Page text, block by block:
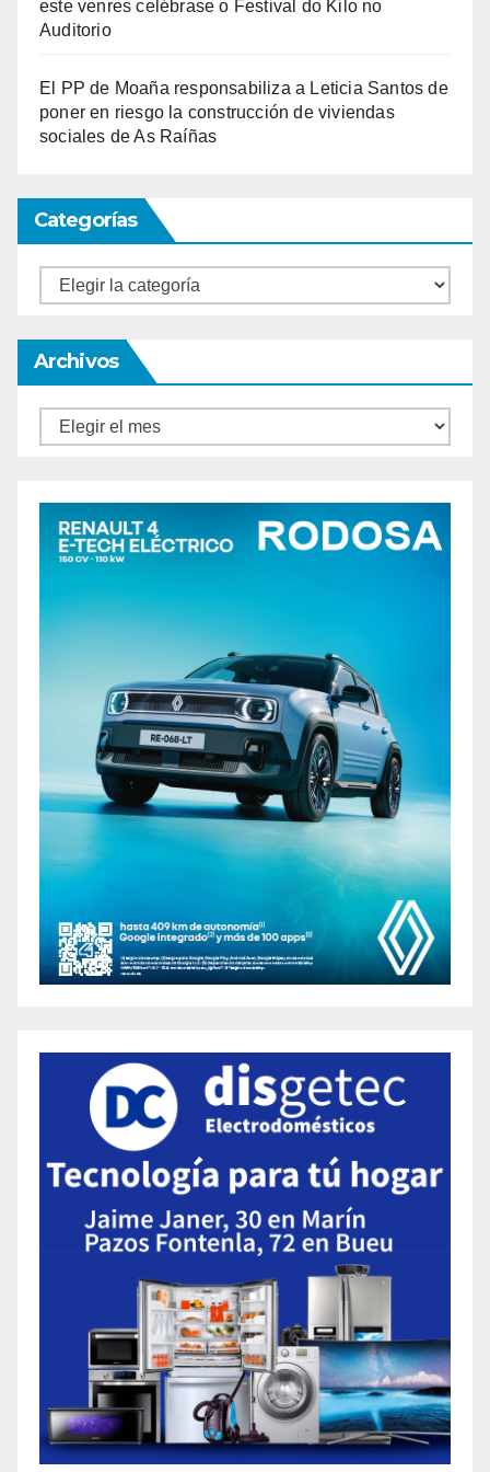
este venres celébrase o Festival do Kilo no
Auditorio
El PP de Moaña responsabiliza a Leticia Santos de
poner en riesgo la construcción de viviendas
sociales de As Raíñas
Categorías
Categorías
Archivos
Archivos